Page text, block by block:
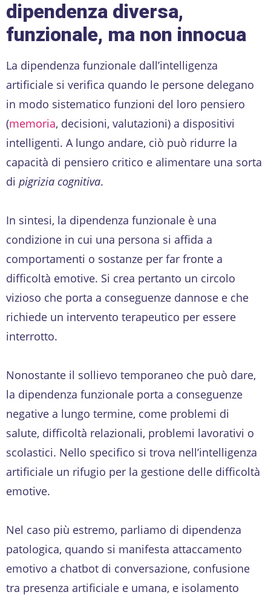
dipendenza diversa,
funzionale, ma non innocua
La dipendenza funzionale dall’intelligenza
artificiale si verifica quando le persone delegano
in modo sistematico funzioni del loro pensiero
(memoria, decisioni, valutazioni) a dispositivi
intelligenti. A lungo andare, ciò può ridurre la
capacità di pensiero critico e alimentare una sorta
di pigrizia cognitiva.
In sintesi, la dipendenza funzionale è una
condizione in cui una persona si affida a
comportamenti o sostanze per far fronte a
difficoltà emotive. Si crea pertanto un circolo
vizioso che porta a conseguenze dannose e che
richiede un intervento terapeutico per essere
interrotto.
Nonostante il sollievo temporaneo che può dare,
la dipendenza funzionale porta a conseguenze
negative a lungo termine, come problemi di
salute, difficoltà relazionali, problemi lavorativi o
scolastici. Nello specifico si trova nell’intelligenza
artificiale un rifugio per la gestione delle difficoltà
emotive.
Nel caso più estremo, parliamo di dipendenza
patologica, quando si manifesta attaccamento
emotivo a chatbot di conversazione, confusione
tra presenza artificiale e umana, e isolamento